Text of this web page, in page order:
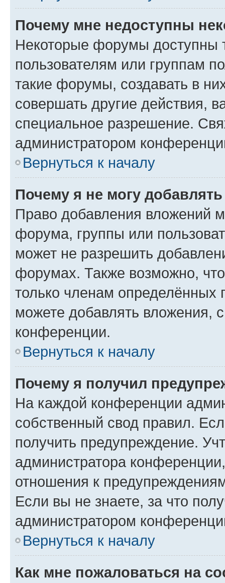
Почему мне недоступны
Некоторые форумы доступны
пользователям или группам
такие форумы, создавать в
совершать другие действия,
специальное разрешение.
администратором
Вернуться к началу
Почему я не могу
Право добавления вложений
форума, группы или
может не разрешить
форумах. Также возможно,
только членам определённых
можете добавлять вложения,
конференции.
Вернуться к началу
Почему я получил
На каждой конференции
собственный свод правил.
получить предупреждение.
администратора
отношения к
Если вы не знаете, за что
администратором
Вернуться к началу
Как мне пожаловаться на